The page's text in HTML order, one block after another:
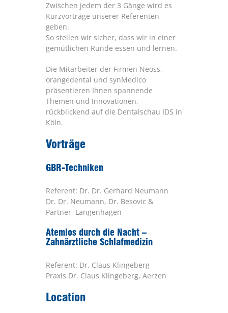
Zwischen jedem der 3 Gänge wird es
Kurzvorträge unserer Referenten
geben.
So stellen wir sicher, dass wir in einer
gemütlichen Runde essen und lernen.
Die Mitarbeiter der Firmen Neoss,
orangedental und synMedico
präsentieren Ihnen spannende
Themen und Innovationen,
rückblickend auf die Dentalschau IDS in
Köln.
Vorträge
GBR-Techniken
Referent: Dr. Dr. Gerhard Neumann
Dr. Dr. Neumann, Dr. Besovic &
Partner, Langenhagen
Atemlos durch die Nacht –
Zahnärztliche Schlafmedizin
Referent: Dr. Claus Klingeberg
Praxis Dr. Claus Klingeberg, Aerzen
Location